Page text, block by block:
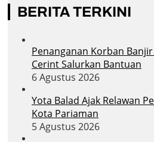
BERITA TERKINI
Penanganan Korban
Cerint Salurkan Bantuan
6 Agustus 2026
Yota Balad Ajak Relawan
Kota Pariaman
5 Agustus 2026